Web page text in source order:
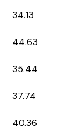
34.13
44.63
35.44
37.74
40.36